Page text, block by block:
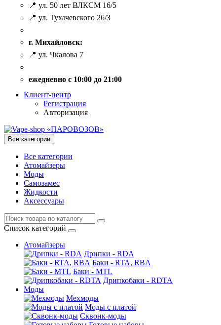
📍 ул. 50 лет ВЛКСМ 16/5
📍 ул. Тухачевского 26/3
г. Михайловск:
📍 ул. Чкалова 7
ежедневно с 10:00 до 21:00
Клиент-центр
Регистрация
Авторизация
Все категории
Все категории
Атомайзеры
Моды
Самозамес
Жидкости
Аксессуары
Список категорий
Атомайзеры
Дрипки - RDA
Баки - RTA, RBA
Баки - MTL
Дрипкобаки - RDTA
Моды
Мехмоды
Моды с платой
Сквонк-моды